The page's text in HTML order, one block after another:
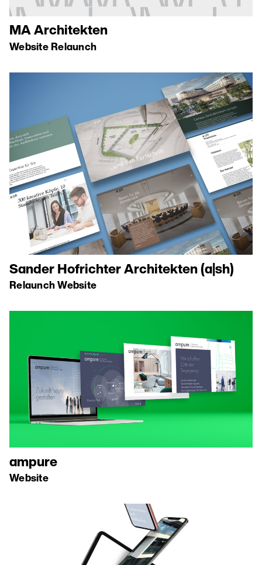
MA Architekten
Website Relaunch
Sander Hofrichter Architekten (a|sh)
Relaunch Website
ampure
Website